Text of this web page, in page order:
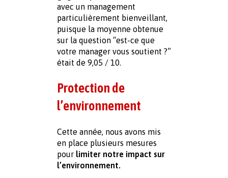
avec un management
particulièrement bienveillant,
puisque la moyenne obtenue
sur la question “est-ce que
votre manager vous soutient ?”
était de 9,05 / 10.
Protection de
l’environnement
Cette année, nous avons mis
en place plusieurs mesures
pour limiter notre impact sur
l’environnement.